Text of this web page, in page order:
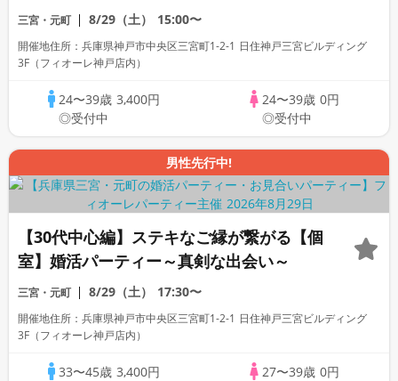
～～真剣な出会い～
三宮・元町 8/29（土） 15:00〜
開催地住所：兵庫県神戸市中央区三宮町1-2-1 日住神戸三宮ビルディング
3F（フィオーレ神戸店内）
24〜39歳 3,400円
◎受付中
24〜39歳 0円
◎受付中
男性先行中!
【30代中心編】ステキなご縁が繋がる【個
室】婚活パーティー～真剣な出会い～
三宮・元町 8/29（土） 17:30〜
開催地住所：兵庫県神戸市中央区三宮町1-2-1 日住神戸三宮ビルディング
3F（フィオーレ神戸店内）
33〜45歳 3,400円
27〜39歳 0円